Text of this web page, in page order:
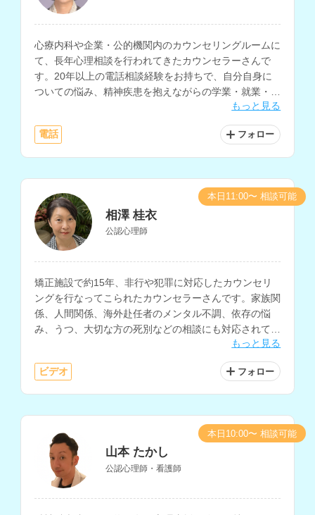
心療内科や企業・公的機関内のカウンセリングルームに
て、長年心理相談を行われてきたカウンセラーさんで
す。20年以上の電話相談経験をお持ちで、自分自身に
ついての悩み、精神疾患を抱えながらの学業・就業・就
もっと見る
電話 フォロー
相澤 桂衣
公認心理師
矯正施設で約15年、非行や犯罪に対応したカウンセリ
ングを行なってこられたカウンセラーさんです。家族関
係、人間関係、海外赴任者のメンタル不調、依存の悩
み、うつ、大切な方の死別などの相談にも対応されてい
もっと見る
ビデオ フォロー
本日11:00〜 相談可能
山本 たかし
公認心理師・看護師
本日10:00〜 相談可能